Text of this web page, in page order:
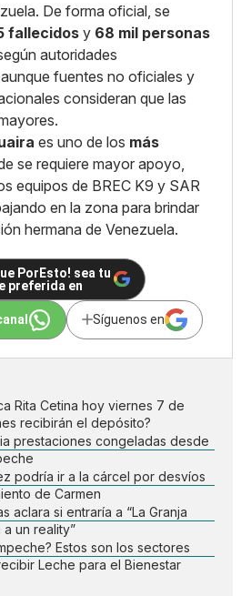
De forma oficial, se
fallecidos y 68 mil personas
según autoridades
fuentes no oficiales y
consideran que las
es uno de los más
se requiere mayor apoyo,
equipos de BREC K9 y SAR
en la zona para brindar
hermana de Venezuela.
PorEsto! sea tu
preferida en
Síguenos en
Rita Cetina hoy viernes 7 de
recibirán el depósito?
prestaciones congeladas desde
podría ir a la cárcel por desvíos
de Carmen
aclara si entraría a “La Granja
a un reality”
Estos son los sectores
Leche para el Bienestar